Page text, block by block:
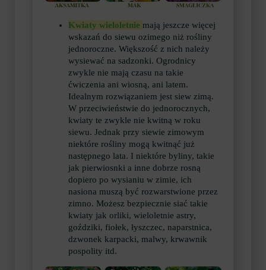
Kwiaty wieloletnie mają jeszcze więcej
wskazań do siewu ozimego niż rośliny
jednoroczne. Większość z nich należy
wysiewać na sadzonki. Ogrodnicy
zwykle nie mają czasu na takie
ćwiczenia ani wiosną, ani latem.
Idealnym rozwiązaniem jest siew zimą.
W przeciwieństwie do jednorocznych,
kwiaty te zwykle nie kwitną w roku
siewu. Jednak przy siewie zimowym
niektóre rośliny mogą kwitnąć już
następnego lata. I niektóre byliny, takie
jak pierwiosnki a inne dobrze rosną
dopiero po wysianiu w zimie, ich
nasiona muszą być rozwarstwione przez
zimno. Możesz bezpiecznie siać takie
kwiaty jak orliki, wieloletnie astry,
goździki, fiołek, łyszczec, naparstnica,
dzwonek karpacki, malwy, krwawnik
pospolity itd.